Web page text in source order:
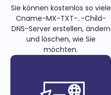
Sie können kostenlos so viele
Cname-MX-TXT-..-Child-
DNS-Server erstellen, ändern
und löschen, wie Sie
möchten.